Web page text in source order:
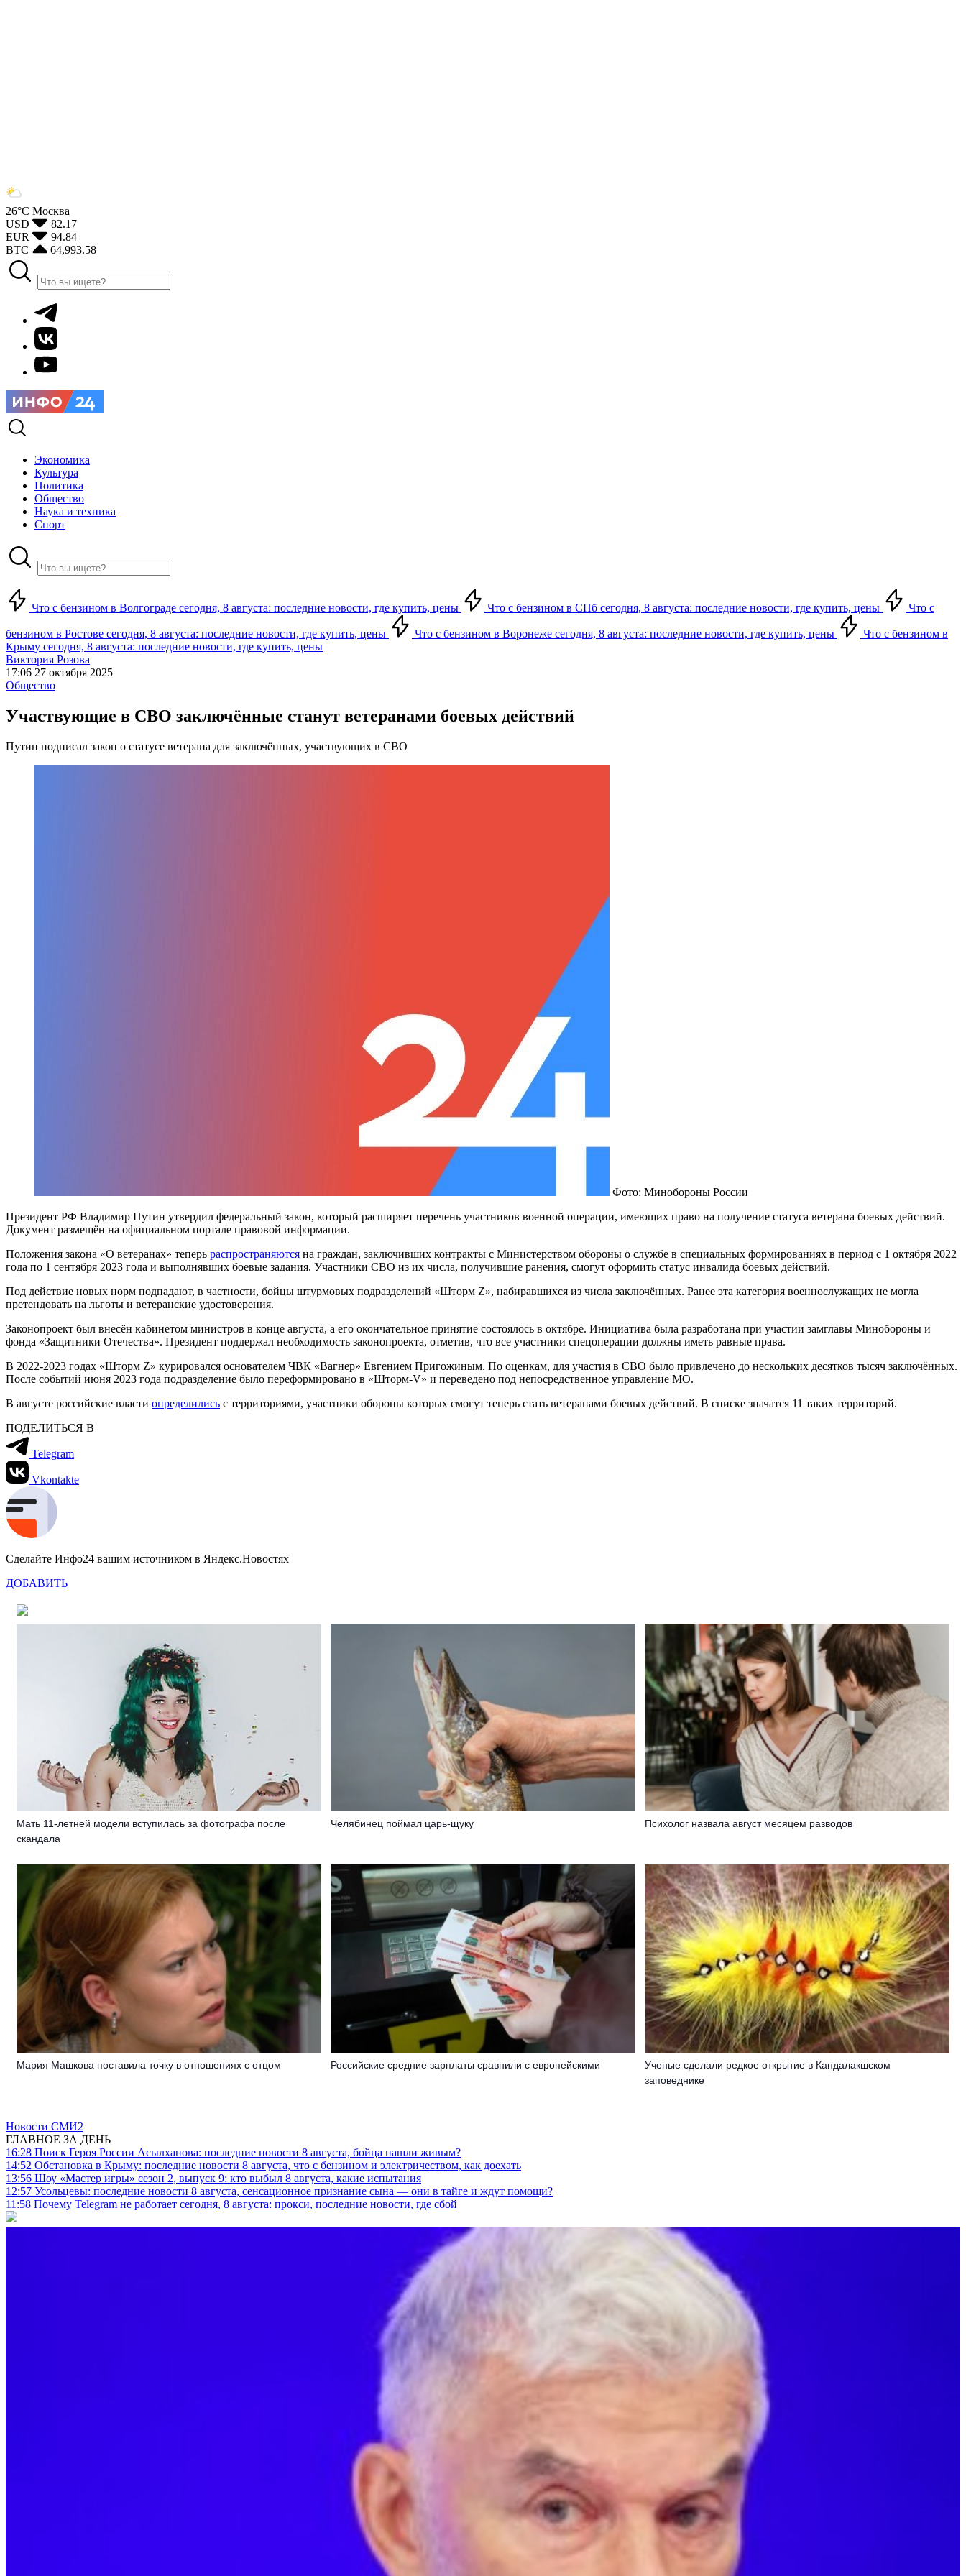
26°С Москва
USD
82.17
EUR
94.84
BTC
64,993.58
Экономика
Культура
Политика
Общество
Наука и техника
Спорт
Что с бензином в Волгограде сегодня, 8 августа: последние новости, где купить, цены Что с бензином в СПб сегодня, 8 августа: последние новости, где купить, цены Что с
бензином в Ростове сегодня, 8 августа: последние новости, где купить, цены Что с бензином в Воронеже сегодня, 8 августа: последние новости, где купить, цены
Что с бензином в
Крыму сегодня, 8 августа: последние новости, где купить, цены
Виктория Розова
17:06 27 октября 2025
Общество
Участвующие в СВО заключённые станут ветеранами боевых действий
Путин подписал закон о статусе ветерана для заключённых, участвующих в СВО
Фото: Минобороны России
Президент РФ Владимир Путин утвердил федеральный закон, который расширяет перечень участников военной операции, имеющих право на получение статуса ветерана боевых действий.
Документ размещён на официальном портале правовой информации.
Положения закона «О ветеранах» теперь распространяются на граждан, заключивших контракты с Министерством обороны о службе в специальных формированиях в период с 1 октября 2022
года по 1 сентября 2023 года и выполнявших боевые задания. Участники СВО из их числа, получившие ранения, смогут оформить статус инвалида боевых действий.
Под действие новых норм подпадают, в частности, бойцы штурмовых подразделений «Шторм Z», набиравшихся из числа заключённых. Ранее эта категория военнослужащих не могла
претендовать на льготы и ветеранские удостоверения.
Законопроект был внесён кабинетом министров в конце августа, а его окончательное принятие состоялось в октябре. Инициатива была разработана при участии замглавы Минобороны и
фонда «Защитники Отечества». Президент поддержал необходимость законопроекта, отметив, что все участники спецоперации должны иметь равные права.
В 2022-2023 годах «Шторм Z» курировался основателем ЧВК «Вагнер» Евгением Пригожиным. По оценкам, для участия в СВО было привлечено до нескольких десятков тысяч заключённых.
После событий июня 2023 года подразделение было переформировано в «Шторм-V» и переведено под непосредственное управление МО.
В августе российские власти определились с территориями, участники обороны которых смогут теперь стать ветеранами боевых действий. В списке значатся 11 таких территорий.
ПОДЕЛИТЬСЯ В
Telegram
Vkontakte
Сделайте Инфо24 вашим источником в Яндекс.Новостях
ДОБАВИТЬ
Мать 11-летней модели вступилась за фотографа после
скандала
Челябинец поймал царь-щуку Психолог назвала август месяцем разводов
Мария Машкова поставила точку в отношениях с отцом Российские средние зарплаты сравнили с европейскими
Ученые сделали редкое открытие в Кандалакшском
заповеднике
Новости СМИ2
ГЛАВНОЕ ЗА ДЕНЬ
16:28 Поиск Героя России Асылханова: последние новости 8 августа, бойца нашли живым?
14:52 Обстановка в Крыму: последние новости 8 августа, что с бензином и электричеством, как доехать
13:56 Шоу «Мастер игры» сезон 2, выпуск 9: кто выбыл 8 августа, какие испытания
12:57 Усольцевы: последние новости 8 августа, сенсационное признание сына — они в тайге и ждут помощи?
11:58 Почему Telegram не работает сегодня, 8 августа: прокси, последние новости, где сбой